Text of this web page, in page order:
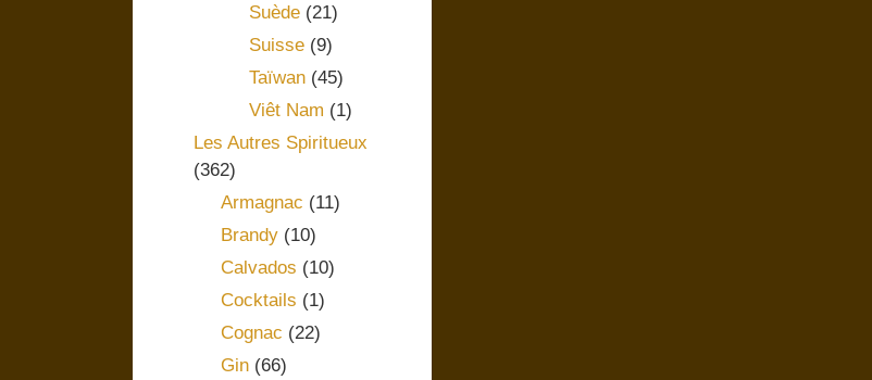
Suède(21)
Suisse(9)
Taïwan(45)
Viêt Nam (1)
Les Autres Spiritueux
(362)
Armagnac (11)
Brandy (10)
Calvados (10)
Cocktails (1)
Cognac (22)
Gin (66)